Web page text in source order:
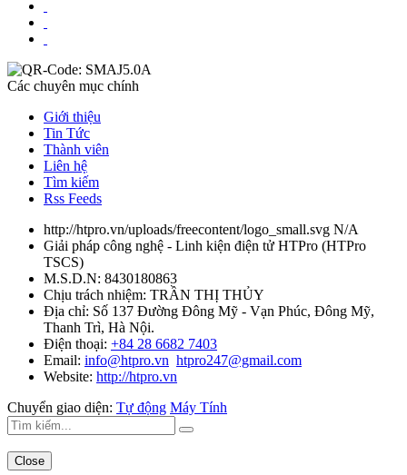
Các chuyên mục chính
Giới thiệu
Tin Tức
Thành viên
Liên hệ
Tìm kiếm
Rss Feeds
http://htpro.vn/uploads/freecontent/logo_small.svg N/A
Giải pháp công nghệ - Linh kiện điện tử HTPro (HTPro
TSCS)
M.S.D.N: 8430180863
Chịu trách nhiệm: TRẦN THỊ THỦY
Địa chỉ: Số 137 Đường Đông Mỹ - Vạn Phúc, Đông Mỹ,
Thanh Trì, Hà Nội.
Điện thoại: +84 28 6682 7403
Email: info@htpro.vn htpro247@gmail.com
Website: http://htpro.vn
Chuyển giao diện: Tự động Máy Tính
Close